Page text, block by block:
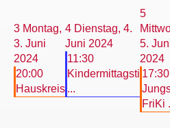
3 Montag,
3. Juni
2024
20:00
Hauskreis
4 Dienstag, 4.
Juni 2024
11:30
Kindermittagsti
...
5
5.
2024
17:30
FriKi